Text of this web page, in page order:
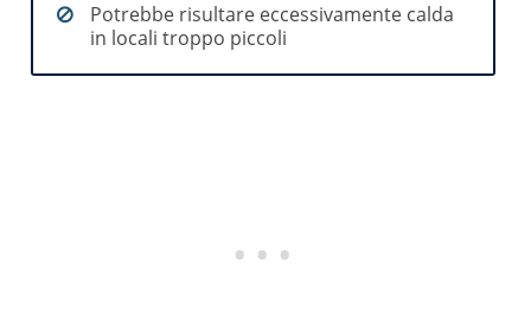
Potrebbe risultare eccessivamente calda
in locali troppo piccoli